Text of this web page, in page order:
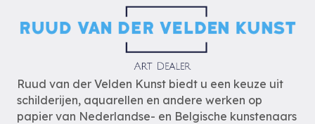
Ruud van der Velden Kunst biedt u een keuze uit
schilderijen, aquarellen en andere werken op
papier van Nederlandse- en Belgische kunstenaars